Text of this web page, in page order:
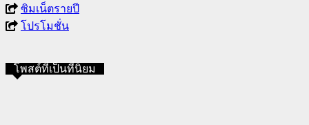
ซิมเน็ตรายปี
โปรโมชั่น
โพสต์ที่เป็นที่นิยม